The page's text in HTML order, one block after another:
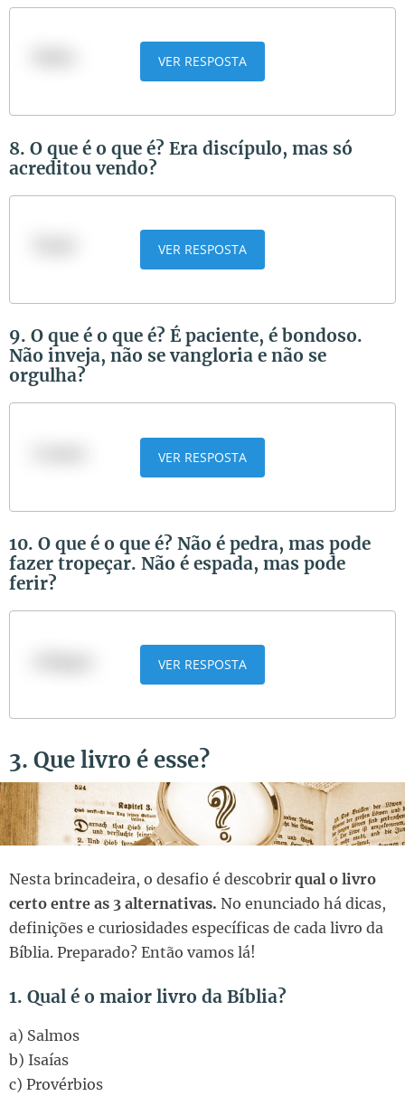
VER RESPOSTA
8. O que é o que é? Era discípulo, mas só
acreditou vendo?
VER RESPOSTA
9. O que é o que é? É paciente, é bondoso.
Não inveja, não se vangloria e não se
orgulha?
VER RESPOSTA
10. O que é o que é? Não é pedra, mas pode
fazer tropeçar. Não é espada, mas pode
ferir?
VER RESPOSTA
3. Que livro é esse?
Nesta brincadeira, o desafio é descobrir qual o livro
certo entre as 3 alternativas. No enunciado há dicas,
definições e curiosidades específicas de cada livro da
Bíblia. Preparado? Então vamos lá!
1. Qual é o maior livro da Bíblia?
a) Salmos
b) Isaías
c) Provérbios